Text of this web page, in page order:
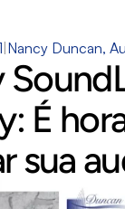
Nancy Duncan,
É
sua